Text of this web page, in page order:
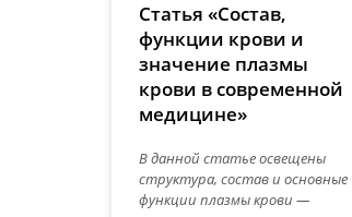
Статья «Состав,
функции крови и
значение плазмы
крови в современной
медицине»
В данной статье освещены
структура, состав и основные
функции плазмы крови —